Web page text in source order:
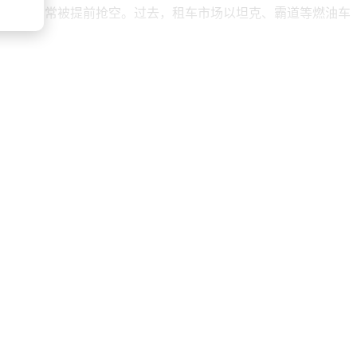
汽车常被提前抢空。过去，租车市场以坦克、霸道等燃油车
蔚来的充换电站也覆盖全国，换电仅需三分钟，速度堪比加
逐渐替换为纯电动车。舒适性方面，电动汽车更显优势：冰
，再回油车总觉差点意思。”
松、更自由的车，就是好车。这个五一假期，你是选择燃油